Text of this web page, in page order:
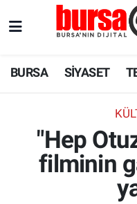
BURSA SİYASET
"Hep
filminin
SPOR
Süper Lig Puan